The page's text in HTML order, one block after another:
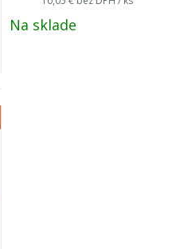
Na sklade